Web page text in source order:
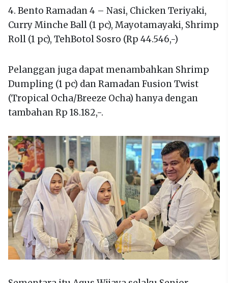
4. Bento Ramadan 4 – Nasi, Chicken Teriyaki,
Curry Minche Ball (1 pc), Mayotamayaki, Shrimp
Roll (1 pc), TehBotol Sosro (Rp 44.546,-)
Pelanggan juga dapat menambahkan Shrimp
Dumpling (1 pc) dan Ramadan Fusion Twist
(Tropical Ocha/Breeze Ocha) hanya dengan
tambahan Rp 18.182,-.